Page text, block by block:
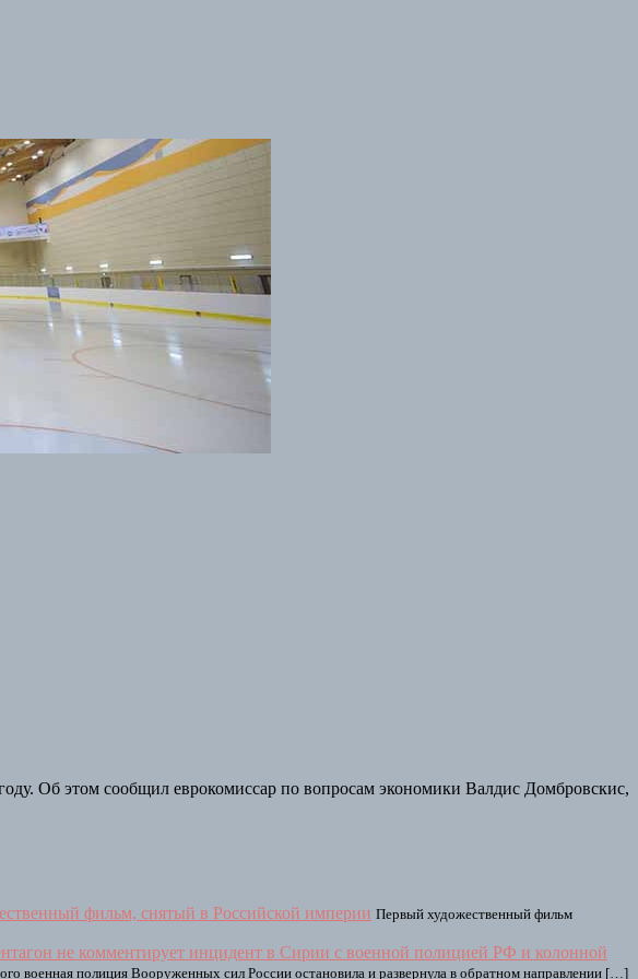
Об этом сообщил еврокомиссар по вопросам экономики Валдис Домбровскис,
фильм, снятый в Российской империи Первый художественный фильм
не комментирует инцидент в Сирии с военной полицией РФ и колонной
военная полиция Вооруженных сил России остановила и развернула в обратном направлении […]